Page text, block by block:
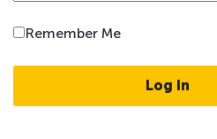
Remember Me